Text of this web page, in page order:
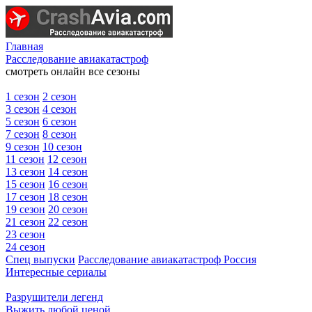
Главная
Расследование авиакатастроф
смотреть онлайн все сезоны
1 сезон 2 сезон
3 сезон 4 сезон
5 сезон 6 сезон
7 сезон 8 сезон
9 сезон 10 сезон
11 сезон 12 сезон
13 сезон 14 сезон
15 сезон 16 сезон
17 сезон 18 сезон
19 сезон 20 сезон
21 сезон 22 сезон
23 сезон
24 сезон
Спец выпуски Расследование авиакатастроф Россия
Интересные сериалы
Разрушители легенд
Выжить любой ценой